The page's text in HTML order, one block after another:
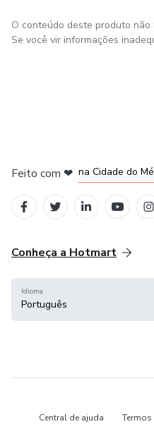
O conteúdo deste produto
Se você vir informações
Feito com ❤ na Cidade do
Conheça a Hotmart
Idioma
Português
Central de ajuda Termos